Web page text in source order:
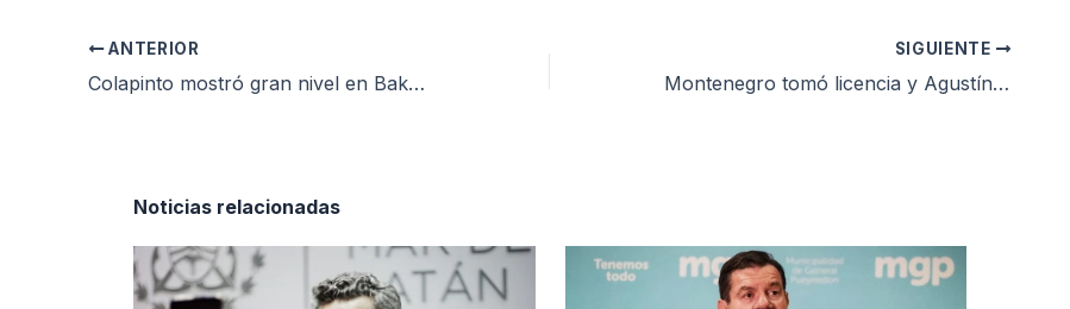
ANTERIOR
Colapinto mostró gran nivel en Bakú, pero un toque de Albon lo dejó 19°
SIGUIENTE
Montenegro tomó licencia y Agustín Neme asume interinamente la intendencia de General Pueyrredon
Noticias relacionadas